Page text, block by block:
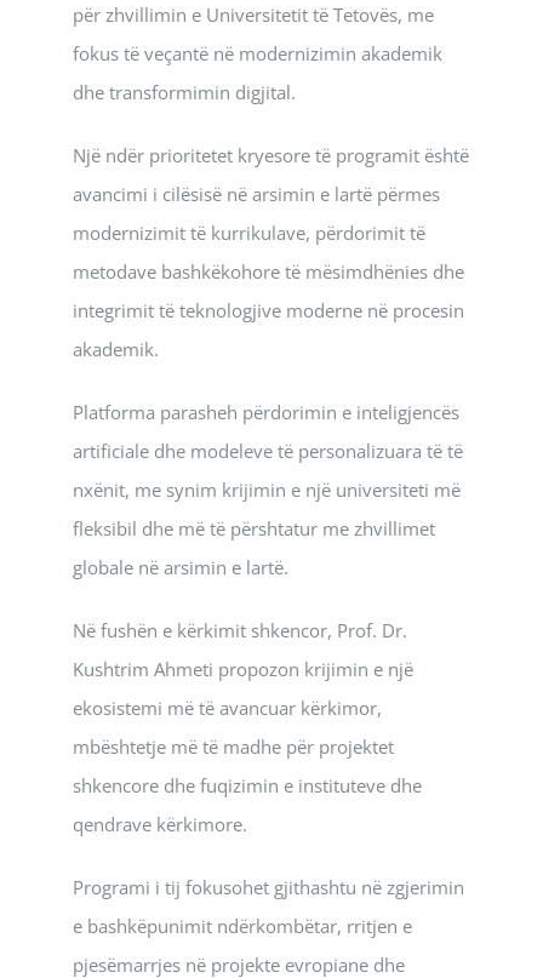
për zhvillimin e Universitetit të Tetovës, me
fokus të veçantë në modernizimin akademik
dhe transformimin digjital.
Një ndër prioritetet kryesore të programit është
avancimi i cilësisë në arsimin e lartë përmes
modernizimit të kurrikulave, përdorimit të
metodave bashkëkohore të mësimdhënies dhe
integrimit të teknologjive moderne në procesin
akademik.
Platforma parasheh përdorimin e inteligjencës
artificiale dhe modeleve të personalizuara të të
nxënit, me synim krijimin e një universiteti më
fleksibil dhe më të përshtatur me zhvillimet
globale në arsimin e lartë.
Në fushën e kërkimit shkencor, Prof. Dr.
Kushtrim Ahmeti propozon krijimin e një
ekosistemi më të avancuar kërkimor,
mbështetje më të madhe për projektet
shkencore dhe fuqizimin e instituteve dhe
qendrave kërkimore.
Programi i tij fokusohet gjithashtu në zgjerimin
e bashkëpunimit ndërkombëtar, rritjen e
pjesëmarrjes në projekte evropiane dhe